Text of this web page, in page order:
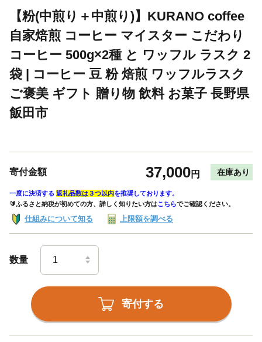
【粉(中煎り＋中煎り)】KURANO coffee
自家焙煎 コーヒー マイスター こだわり
コーヒー 500g×2種 と ワッフル ラスク 2
袋 | コーヒー 豆 粉 焙煎 ワッフルラスク
ご褒美 ギフト 贈り物 飲料 お菓子 長野県
飯田市
寄付金額 37,000円 在庫あり
一度に決済する 返礼品数は３つ以内を推奨しております。
🔰ふるさと納税が初めての方、詳しく知りたい方はこちらでご確認ください。
仕組みについて知る 上限額を調べる
数量
寄付する